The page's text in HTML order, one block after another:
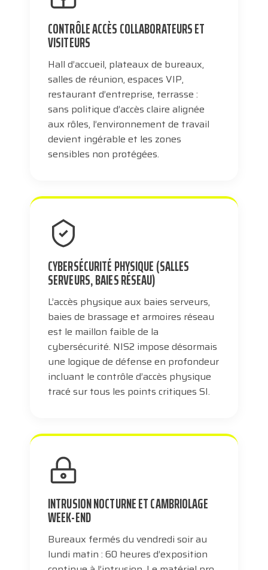
CONTRÔLE ACCÈS COLLABORATEURS ET
VISITEURS
Hall d’accueil, plateaux de bureaux,
salles de réunion, espaces VIP,
restaurant d’entreprise, terrasse :
sans politique d’accès claire alignée
aux rôles, l’environnement de travail
devient ingérable et les zones
sensibles non protégées.
CYBERSÉCURITÉ PHYSIQUE (SALLES
SERVEURS, BAIES RÉSEAU)
L’accès physique aux baies serveurs,
baies de brassage et armoires réseau
est le maillon faible de la
cybersécurité. NIS2 impose désormais
une logique de défense en profondeur
incluant le contrôle d’accès physique
tracé sur tous les points critiques SI.
INTRUSION NOCTURNE ET CAMBRIOLAGE
WEEK-END
Bureaux fermés du vendredi soir au
lundi matin : 60 heures d’exposition